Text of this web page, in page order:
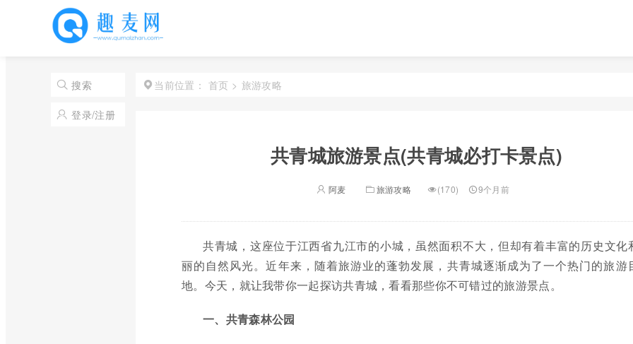
搜索
登录/注册
当前位置： 首页 > 旅游攻略
共青城旅游景点(共青城必打卡景点)
阿麦 旅游攻略 (170) 9个月前
共青城，这座位于江西省九江市的小城，虽然面积不大，但却有着丰富的历史文化
丽的自然风光。近年来，随着旅游业的蓬勃发展，共青城逐渐成为了一个热门的旅游
地。今天，就让我带你一起探访共青城，看看那些你不可错过的旅游景点。
一、共青森林公园